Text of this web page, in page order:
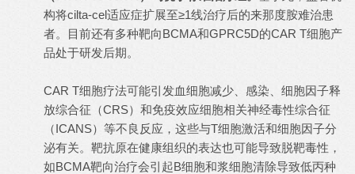
构将cilta-cel适应症扩展至≥1线治疗后的来那度胺难治患
者。目前还有多种靶向BCMA和GPRC5D的CAR T细胞产
品处于研发后期。
CAR T细胞疗法可能引发血细胞减少、感染、细胞因子释
放综合征（CRS）和免疫效应细胞相关神经毒性综合征
（ICANS）等不良反应，这些与T细胞激活和细胞因子分
泌有关。靶抗原在健康组织的表达也可能导致脱靶毒性，
如BCMA靶向治疗会引起B细胞和浆细胞清除导致低丙种